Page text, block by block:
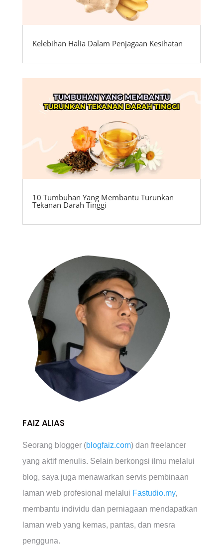
Kelebihan Halia Dalam Penjagaan Kesihatan
10 Tumbuhan Yang Membantu Turunkan
Tekanan Darah Tinggi
FAIZ ALIAS
Seorang blogger (blogfaiz.com) dan freelancer
yang aktif menulis. Selain berkongsi ilmu melalui
blog, saya juga menawarkan servis pembinaan
laman web profesional melalui Fastudio.my,
membantu individu dan perniagaan mendapatkan
laman web yang kemas, pantas, dan mesra
pengguna.